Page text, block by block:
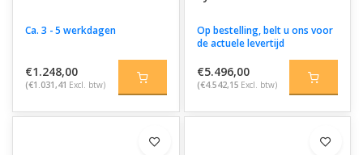
Ca. 3 - 5 werkdagen
€1.248,00
(€1.031,41 Excl. btw)
Op bestelling, belt u ons voor
de actuele levertijd
€5.496,00
(€4.542,15 Excl. btw)